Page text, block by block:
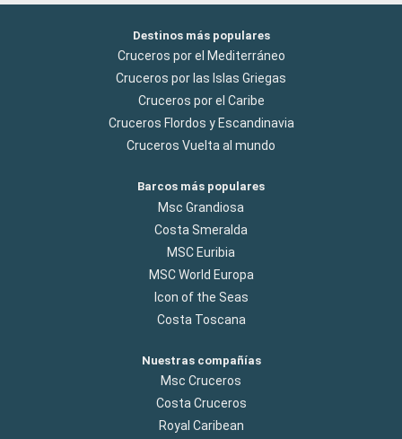
Destinos más populares
Cruceros por el Mediterráneo
Cruceros por las Islas Griegas
Cruceros por el Caribe
Cruceros Flordos y Escandinavia
Cruceros Vuelta al mundo
Barcos más populares
Msc Grandiosa
Costa Smeralda
MSC Euribia
MSC World Europa
Icon of the Seas
Costa Toscana
Nuestras compañías
Msc Cruceros
Costa Cruceros
Royal Caribean